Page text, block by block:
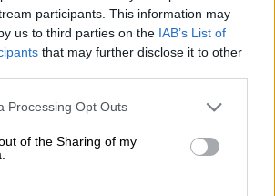
participants. This information may
us to third parties on the IAB’s List of
that may further disclose it to other
Processing Opt Outs
of the Sharing of my
Covid-19